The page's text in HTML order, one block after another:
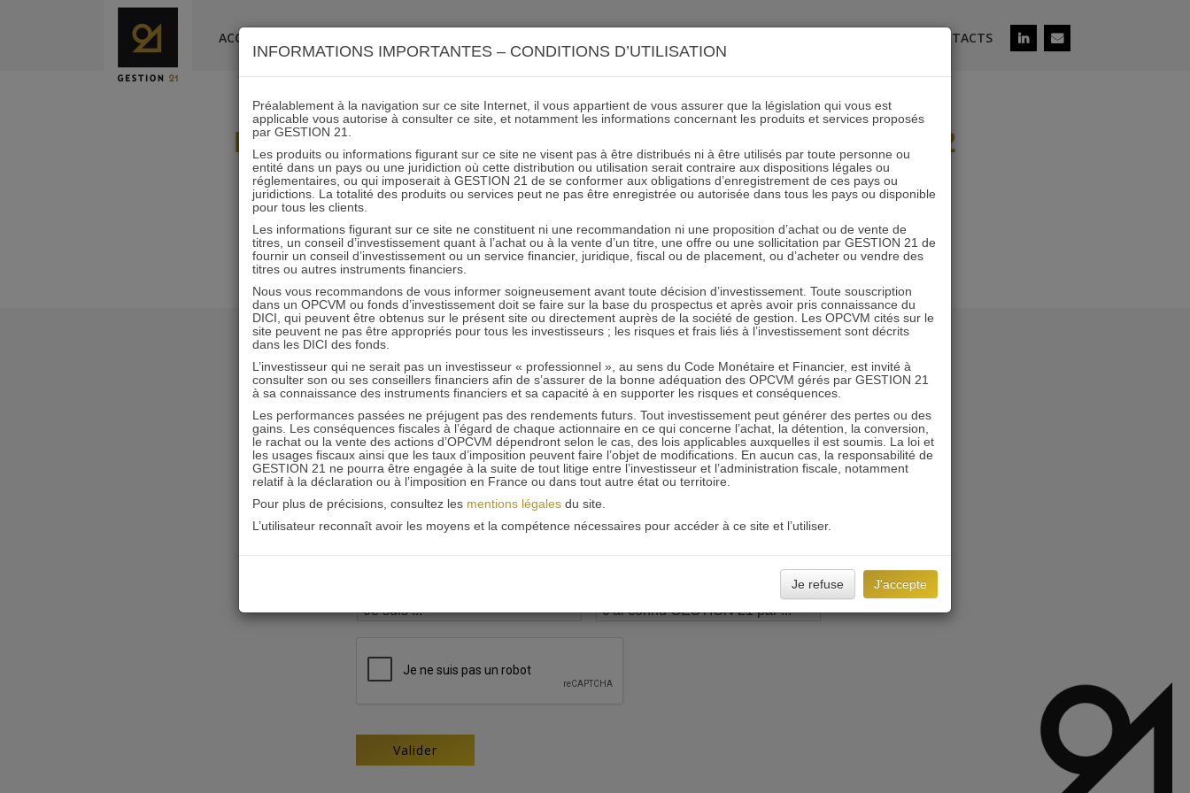
ACCUEIL CONTACTS
Rapport de performance ESG – A21- 31.12.2021 V2
24.11.2022 - Partagez l'article sur
RESTER INFORMÉ
Recevoir nos newsletters
INFORMATIONS IMPORTANTES – CONDITIONS D’UTILISATION
Préalablement à la navigation sur ce site Internet, il vous appartient de vous assurer que la législation qui vous est
applicable vous autorise à consulter ce site, et notamment les informations concernant les produits et services proposés
par GESTION 21.
Les produits ou informations figurant sur ce site ne visent pas à être distribués ni à être utilisés par toute personne ou
entité dans un pays ou une juridiction où cette distribution ou utilisation serait contraire aux dispositions légales ou
réglementaires, ou qui imposerait à GESTION 21 de se conformer aux obligations d’enregistrement de ces pays ou
juridictions. La totalité des produits ou services peut ne pas être enregistrée ou autorisée dans tous les pays ou disponible
pour tous les clients.
Les informations figurant sur ce site ne constituent ni une recommandation ni une proposition d’achat ou de vente de
titres, un conseil d’investissement quant à l’achat ou à la vente d’un titre, une offre ou une sollicitation par GESTION 21 de
fournir un conseil d’investissement ou un service financier, juridique, fiscal ou de placement, ou d’acheter ou vendre des
titres ou autres instruments financiers.
Nous vous recommandons de vous informer soigneusement avant toute décision d’investissement. Toute souscription
dans un OPCVM ou fonds d’investissement doit se faire sur la base du prospectus et après avoir pris connaissance du
DICI, qui peuvent être obtenus sur le présent site ou directement auprès de la société de gestion. Les OPCVM cités sur le
site peuvent ne pas être appropriés pour tous les investisseurs ; les risques et frais liés à l’investissement sont décrits
dans les DICI des fonds.
L’investisseur qui ne serait pas un investisseur « professionnel », au sens du Code Monétaire et Financier, est invité à
consulter son ou ses conseillers financiers afin de s’assurer de la bonne adéquation des OPCVM gérés par GESTION 21
à sa connaissance des instruments financiers et sa capacité à en supporter les risques et conséquences.
Les performances passées ne préjugent pas des rendements futurs. Tout investissement peut générer des pertes ou des
gains. Les conséquences fiscales à l’égard de chaque actionnaire en ce qui concerne l’achat, la détention, la conversion,
le rachat ou la vente des actions d’OPCVM dépendront selon le cas, des lois applicables auxquelles il est soumis. La loi et
les usages fiscaux ainsi que les taux d’imposition peuvent faire l’objet de modifications. En aucun cas, la responsabilité de
GESTION 21 ne pourra être engagée à la suite de tout litige entre l’investisseur et l’administration fiscale, notamment
relatif à la déclaration ou à l’imposition en France ou dans tout autre état ou territoire.
Pour plus de précisions, consultez les mentions légalesdu site.
L’utilisateur reconnaît avoir les moyens et la compétence nécessaires pour accéder à ce site et l’utiliser.
Je refuse J'accepte